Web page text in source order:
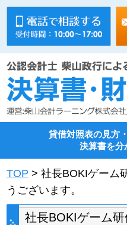
貸借対照表の見方
決算書を分
TOP > 社長BOKIゲーム
うございます。
社長BOKIゲーム